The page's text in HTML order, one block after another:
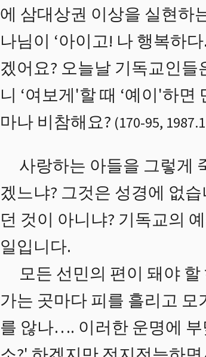
에 삼대상권 이상을 실현하
나님이 ‘아이고! 나 행복하
겠어요? 오늘날 기독교인
니 ‘여보게'할 때 ‘예이'하
마나 비참해요? (170-95,
사랑하는 아들을 그렇게
겠느냐? 그것은 성경에 없
던 것이 아니냐? 기독교의
일입니다.
모든 선민의 편이 돼야
가는 곳마다 피를 흘리고
를 않나…. 이러한 운명에 부